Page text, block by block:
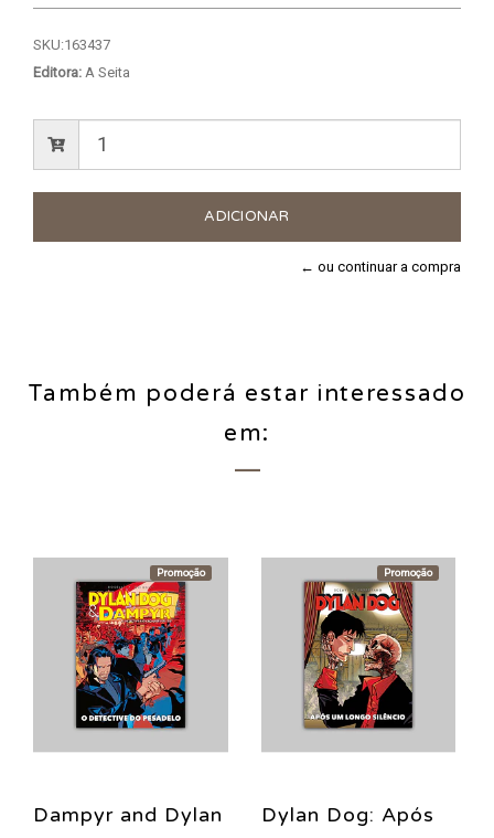
SKU:163437
Editora: A Seita
← ou continuar a compra
Também poderá estar interessado
em:
Promoção
Dampyr and Dylan
Promoção
Dylan Dog: Após